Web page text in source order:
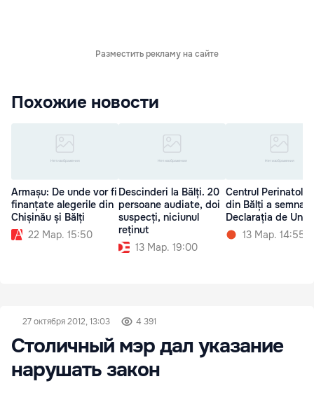
Разместить рекламу на сайте
Похожие новости
Armașu: De unde vor fi
finanțate alegerile din
Chișinău și Bălți
22 Мар. 15:50
Descinderi la Bălți. 20
persoane audiate, doi
suspecți, niciunul
reținut
13 Мар. 19:00
Centrul
din Bălți a semnat
Declarația de Unire
13 Мар. 14:55
27 октября 2012, 13:03 4 391
Столичный мэр дал указание
нарушать закон